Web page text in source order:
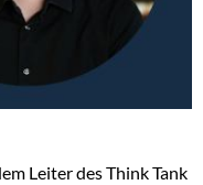
Leiter des Think Tank